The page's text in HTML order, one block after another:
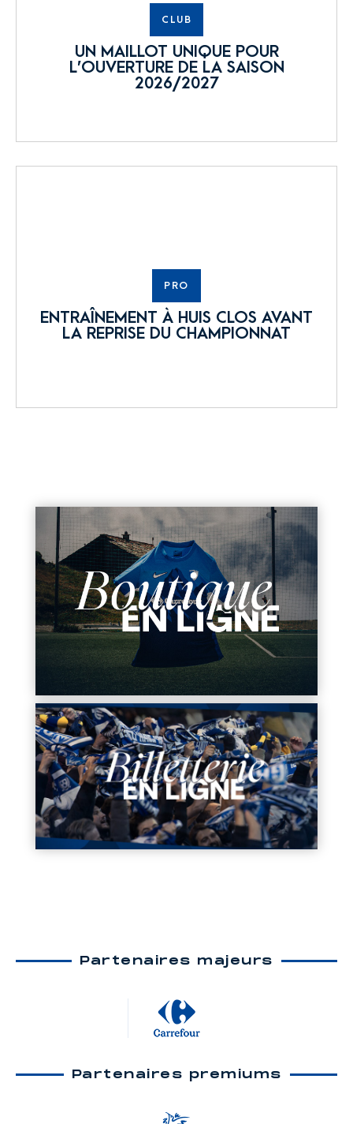
CLUB
UN MAILLOT UNIQUE POUR
L’OUVERTURE DE LA SAISON
2026/2027
PRO
ENTRAÎNEMENT À HUIS CLOS AVANT
LA REPRISE DU CHAMPIONNAT
Partenaires majeurs
Partenaires premiums